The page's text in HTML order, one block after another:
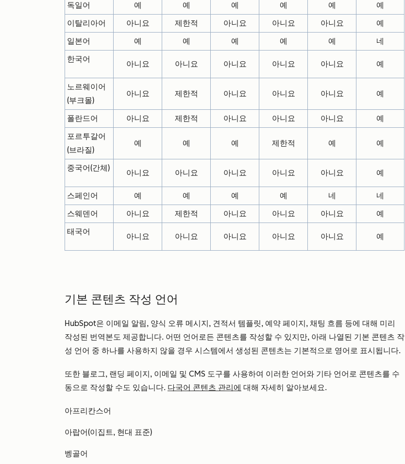
독일어
예 예 예 예 예
예
이탈리아어
아니요 제한적 아니요 아니요 아니요
예
일본어
예 예 예 예 예
네
한국어
아니요 아니요 아니요 아니요 아니요 예
노르웨이어
(부크몰)
아니요 제한적 아니요 아니요 아니요 예
폴란드어 아니요 제한적 아니요 아니요 아니요
예
포르투갈어
(브라질)
예 예 예 제한적 예 예
중국어(간체)
아니요 아니요 아니요 아니요 아니요 예
스페인어 예 예 예 예 네
네
스웨덴어
아니요 제한적 아니요 아니요 아니요
예
태국어
아니요 아니요 아니요 아니요 아니요 예
기본 콘텐츠 작성 언어
HubSpot은 이메일 알림, 양식 오류 메시지, 견적서 템플릿, 예약 페이지, 채팅 흐름 등에 대해 미리
작성된 번역본도 제공합니다. 어떤 언어로든 콘텐츠를 작성할 수 있지만, 아래 나열된 기본 콘텐츠 작
성 언어 중 하나를 사용하지 않을 경우 시스템에서 생성된 콘텐츠는 기본적으로 영어로 표시됩니다.
또한 블로그, 랜딩 페이지, 이메일 및 CMS 도구를 사용하여 이러한 언어와 기타 언어로 콘텐츠를 수
동으로 작성할 수도 있습니다. 다국어 콘텐츠 관리에 대해 자세히 알아보세요.
아프리칸스어
아랍어(이집트, 현대 표준)
벵골어